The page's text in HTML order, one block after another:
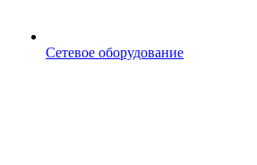
Сетевое оборудование